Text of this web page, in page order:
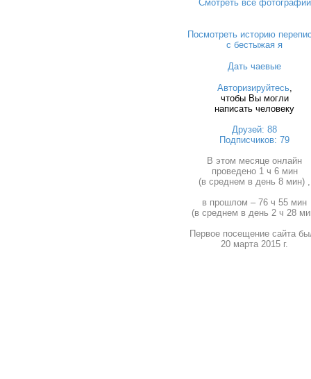
Смотреть все фотографии
Посмотреть историю
с бестыжая я
Дать чаевые
Авторизируйтесь,
чтобы Вы могли
написать человеку
Друзей: 88
Подписчиков: 79
В этом месяце онлайн
проведено 1 ч 6 мин
(в среднем в день 8 мин) ,
в прошлом – 76 ч 55 мин
(в среднем в день 2 ч 28
Первое посещение сайта
20 марта 2015 г.